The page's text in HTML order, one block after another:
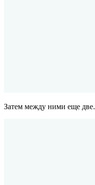
Затем между ними еще две.